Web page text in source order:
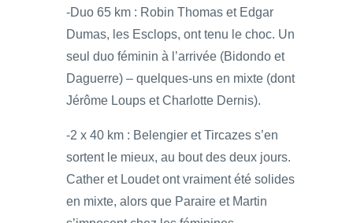
-Duo 65 km : Robin Thomas et Edgar
Dumas, les Esclops, ont tenu le choc. Un
seul duo féminin à l’arrivée (Bidondo et
Daguerre) – quelques-uns en mixte (dont
Jérôme Loups et Charlotte Dernis).
-2 x 40 km : Belengier et Tircazes s’en
sortent le mieux, au bout des deux jours.
Cather et Loudet ont vraiment été solides
en mixte, alors que Paraire et Martin